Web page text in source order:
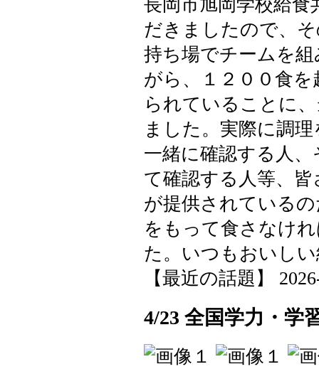
長岡市旭岡学校給
だきましたので、
持ち場でチームを
がら、１２００食
られていることに
ました。実際に調
一緒に確認する人
て確認する人等、
が提供されている
をもって食さなけ
た。いつもおいし
【最近の話題】
4/23 全国学力・